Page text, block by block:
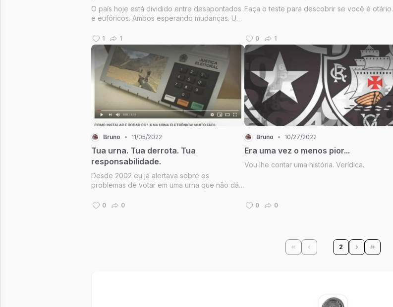
O país hoje está dividido entre desapontados
e eufóricos. Ambos esperando mudanças. Uns
para pior. Mas toda história tem 3 lados. A dos
vencedores. A dos perdedores. E a VERDADE.
1 1
Faça o teste para descobrir se você é otário.
0 1
Bruno • 11/05/2022
Tua urna. Tua derrota. Tua
responsabilidade.
Desde 2002 eu já alertava sobre os
problemas de votar em uma urna que não dá
faculdade e aprendi logo de cara que não
0 0
Bruno • 10/27/2022
Era uma vez o menos pior...
Vou lhe contar uma história. Verídica.
0 0
2